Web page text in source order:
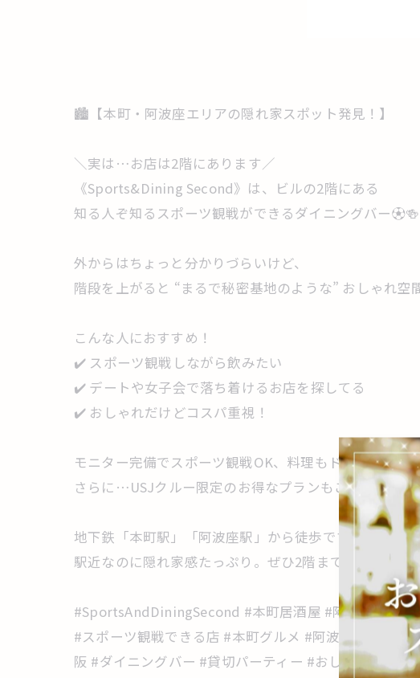
🏙️【本町・阿波座エリアの隠れ家スポット発見！】
＼実は…お店は2階にあります／
《Sports&Dining Second》は、ビルの2階にある
知る人ぞ知るスポーツ観戦ができるダイニングバー⚽️🍻
外からはちょっと分かりづらいけど、
階段を上がると “まるで秘密基地のような” おしゃれ空
こんな人におすすめ！
✔️ スポーツ観戦しながら飲みたい
✔️ デートや女子会で落ち着けるお店を探してる
✔️ おしゃれだけどコスパ重視！
モニター完備でスポーツ観戦OK、料理もドリンクも
さらに…USJクルー限定のお得なプランもご用意してい
地下鉄「本町駅」「阿波座駅」から徒歩ですぐ！
駅近なのに隠れ家感たっぷり。ぜひ2階まで上がって
#SportsAndDiningSecond #本町居酒屋 #阿波座グル
#スポーツ観戦できる店 #本町グルメ #阿波座ディナー
阪 #ダイニングバー #貸切パーティー #おしゃれなバ